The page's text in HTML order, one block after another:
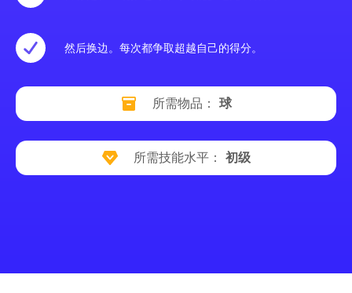
然后换边。每次都争取超越自己的得分。
所需物品： 球
所需技能水平： 初级